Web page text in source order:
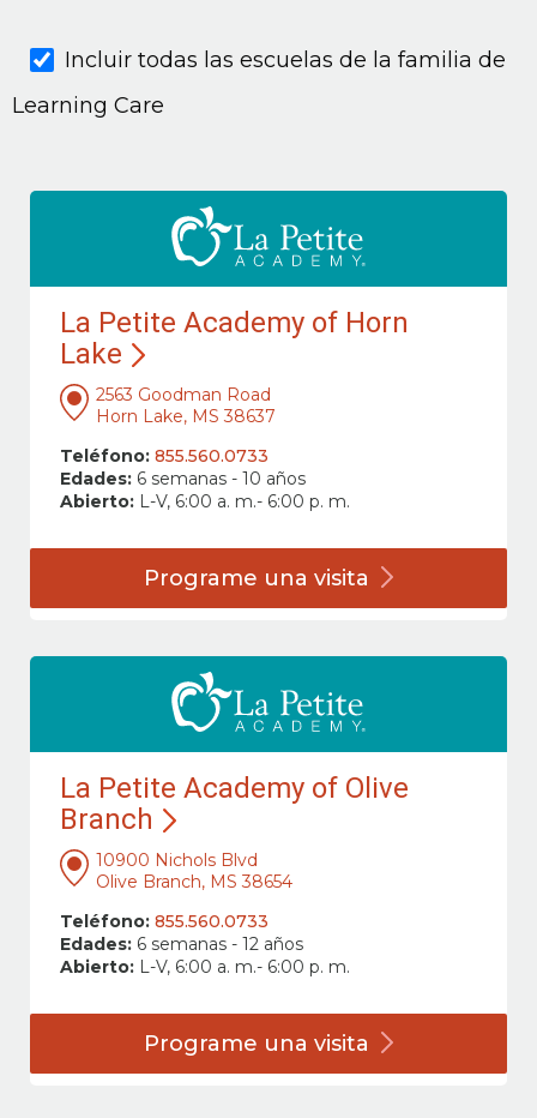
Incluir todas las escuelas de la familia de
Learning Care
La Petite Academy of Horn
Lake
2563 Goodman Road
Horn Lake, MS 38637
Teléfono: 855.560.0733
Edades: 6 semanas - 10 años
Abierto: L-V, 6:00 a. m.- 6:00 p. m.
Programe una visita
La Petite Academy of Olive
Branch
10900 Nichols Blvd
Olive Branch, MS 38654
Teléfono: 855.560.0733
Edades: 6 semanas - 12 años
Abierto: L-V, 6:00 a. m.- 6:00 p. m.
Programe una visita